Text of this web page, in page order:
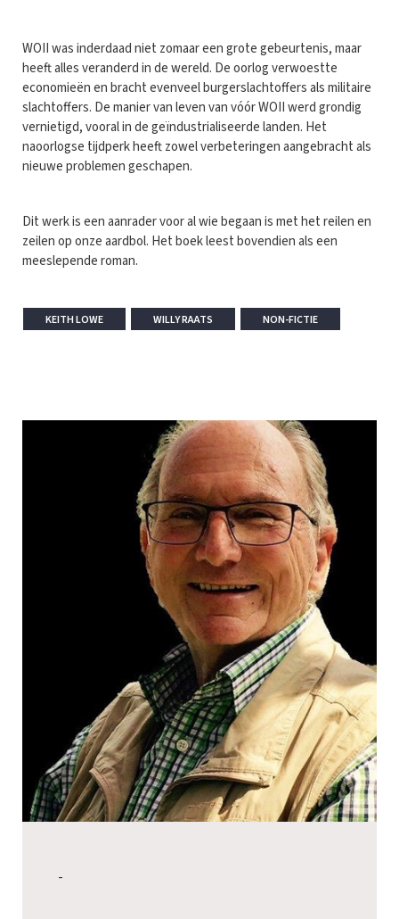
WOII was inderdaad niet zomaar een grote gebeurtenis, maar
heeft alles veranderd in de wereld. De oorlog verwoestte
economieën en bracht evenveel burgerslachtoffers als militaire
slachtoffers. De manier van leven van vóór WOII werd grondig
vernietigd, vooral in de geïndustrialiseerde landen. Het
naoorlogse tijdperk heeft zowel verbeteringen aangebracht als
nieuwe problemen geschapen.
Dit werk is een aanrader voor al wie begaan is met het reilen en
zeilen op onze aardbol. Het boek leest bovendien als een
meeslepende roman.
KEITH LOWE WILLY RAATS NON-FICTIE
-